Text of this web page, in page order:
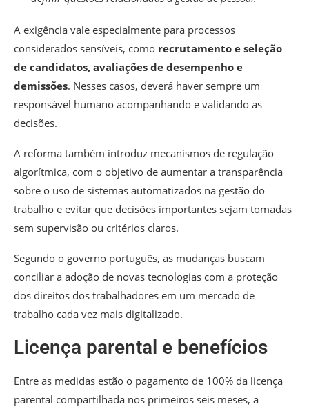
A exigência vale especialmente para processos
considerados sensíveis, como recrutamento e seleção
de candidatos, avaliações de desempenho e
demissões. Nesses casos, deverá haver sempre um
responsável humano acompanhando e validando as
decisões.
A reforma também introduz mecanismos de regulação
algorítmica, com o objetivo de aumentar a transparência
sobre o uso de sistemas automatizados na gestão do
trabalho e evitar que decisões importantes sejam tomadas
sem supervisão ou critérios claros.
Segundo o governo português, as mudanças buscam
conciliar a adoção de novas tecnologias com a proteção
dos direitos dos trabalhadores em um mercado de
trabalho cada vez mais digitalizado.
Licença parental e benefícios
Entre as medidas estão o pagamento de 100% da licença
parental compartilhada nos primeiros seis meses, a